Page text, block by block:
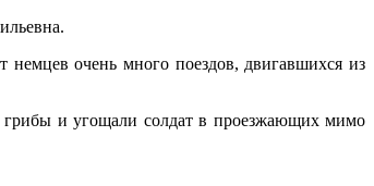
немцев очень много поездов, двигавшихся из
и угощали солдат в проезжающих мимо